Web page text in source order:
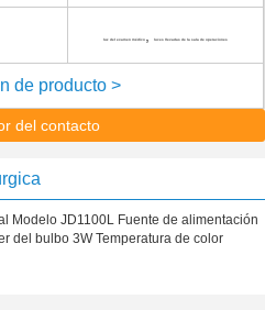
luz del examen médico luces llevadas de la sala de operaciones
de producto >
del contacto
Modelo JD1100L Fuente de alimentación
del bulbo 3W Temperatura de color